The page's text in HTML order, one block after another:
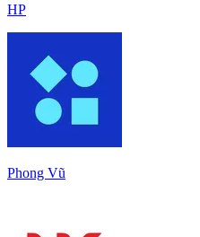
HP
Phong Vũ